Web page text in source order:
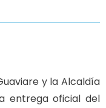
y la Alcaldía
entrega oficial del